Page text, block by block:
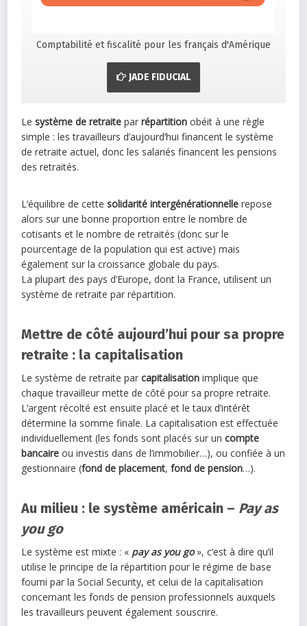
Comptabilité et fiscalité pour les français d'Amérique
JADE FIDUCIAL
Lesystème de retraite parrépartition obéit à une règle
simple : les travailleurs d’aujourd’hui financent le système
de retraite actuel, donc les salariés financent les pensions
des retraités.
L’équilibre de cettesolidarité intergénérationnelle repose
alors sur une bonne proportion entre le nombre de
cotisants et le nombre de retraités (donc sur le
pourcentage de la population qui est active) mais
également sur la croissance globale du pays.
La plupart des pays d’Europe, dont la France, utilisent un
système de retraite par répartition.
Mettre de côté aujourd’hui pour sa propre
retraite : la capitalisation
Le système de retraite parcapitalisation implique que
chaque travailleur mette de côté pour sa propre retraite.
L’argent récolté est ensuite placé et le taux d’intérêt
détermine la somme finale. La capitalisation est effectuée
individuellement (les fonds sont placés sur uncompte
bancaire ou investis dans de l’immobilier…), ou confiée à un
gestionnaire (fond de placement,fond de pension…).
Au milieu : le système américain – Pay as
you go
Le système est mixte : « pay as you go», c’est à dire qu’il
utilise le principe de la répartition pour le régime de base
fourni par la Social Security, et celui de la capitalisation
concernant les fonds de pension professionnels auxquels
les travailleurs peuvent également souscrire.